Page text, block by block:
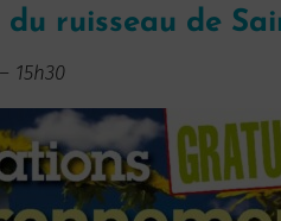
du ruisseau de
– 15h30